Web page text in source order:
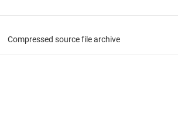
Compressed source file archive